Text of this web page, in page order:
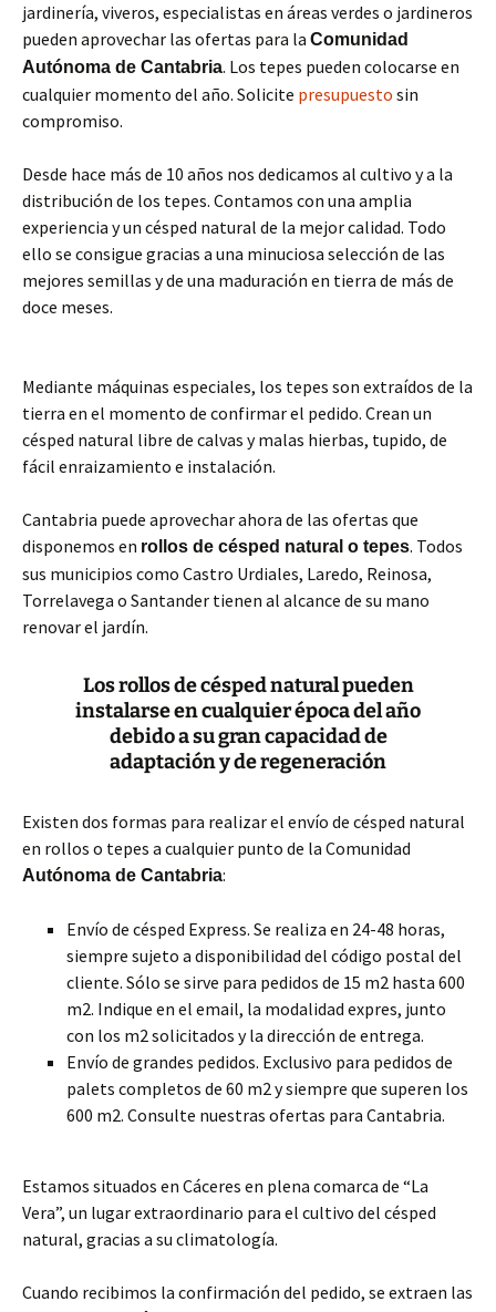
jardinería, viveros, especialistas en áreas verdes o jardineros
pueden aprovechar las ofertas para la Comunidad
Autónoma de Cantabria. Los tepes pueden colocarse en
cualquier momento del año. Solicite presupuesto sin
compromiso.
Desde hace más de 10 años nos dedicamos al cultivo y a la
distribución de los tepes. Contamos con una amplia
experiencia y un césped natural de la mejor calidad. Todo
ello se consigue gracias a una minuciosa selección de las
mejores semillas y de una maduración en tierra de más de
doce meses.
Mediante máquinas especiales, los tepes son extraídos de la
tierra en el momento de confirmar el pedido. Crean un
césped natural libre de calvas y malas hierbas, tupido, de
fácil enraizamiento e instalación.
Cantabria puede aprovechar ahora de las ofertas que
disponemos en rollos de césped natural o tepes. Todos
sus municipios como Castro Urdiales, Laredo, Reinosa,
Torrelavega o Santander tienen al alcance de su mano
renovar el jardín.
Los rollos de césped natural pueden
instalarse en cualquier época del año
debido a su gran capacidad de
adaptación y de regeneración
Existen dos formas para realizar el envío de césped natural
en rollos o tepes a cualquier punto de la Comunidad
Autónoma de Cantabria:
Envío de césped Express. Se realiza en 24-48 horas,
siempre sujeto a disponibilidad del código postal del
cliente. Sólo se sirve para pedidos de 15 m2 hasta 600
m2. Indique en el email, la modalidad expres, junto
con los m2 solicitados y la dirección de entrega.
Envío de grandes pedidos. Exclusivo para pedidos de
palets completos de 60 m2 y siempre que superen los
600 m2. Consulte nuestras ofertas para Cantabria.
Estamos situados en Cáceres en plena comarca de “La
Vera”, un lugar extraordinario para el cultivo del césped
natural, gracias a su climatología.
Cuando recibimos la confirmación del pedido, se extraen las